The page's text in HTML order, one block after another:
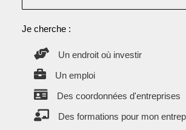
Je cherche :
 Un endroit où investir
 Un emploi
 Des coordonnées d'entreprises
 Des formations pour mon